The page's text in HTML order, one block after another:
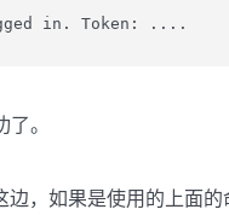
in. Token: ....
。
边，如果是使用的上面